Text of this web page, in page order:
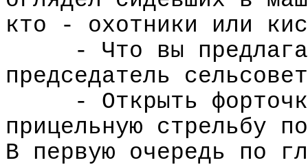
кто - охотники или
- Что вы
председатель
- Открыть
прицельную стрельбу
В первую очередь по